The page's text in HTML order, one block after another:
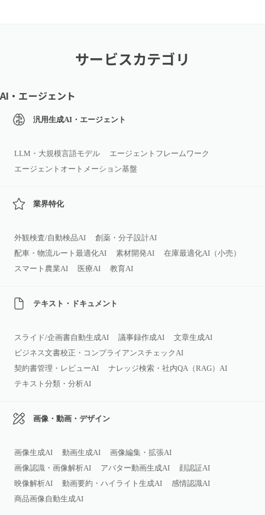
サービスカテゴリ
AI・エージェント
汎用生成AI・エージェント
LLM・大規模言語モデル
エージェントフレームワーク
エージェントオートメーション基盤
業界特化
外観検査/自動検品AI
創薬・分子設計AI
配車・物流ルート最適化AI
素材開発AI
在庫最適化AI（小売）
スマート農業AI
医療AI 教育AI
テキスト・ドキュメント
スライド/企画書自動生成AI 議事録作成AI
文章生成AI
ビジネス文書校正・コンプライアンスチェックAI
契約書管理・レビューAI
ナレッジ検索・社内QA（RAG）AI
テキスト分類・分析AI
画像・動画・デザイン
画像生成AI 動画生成AI
画像編集・拡張AI
画像認識・画像解析AI
アバター動画生成AI
顔認証AI
映像解析AI
動画要約・ハイライト生成AI
感情認識AI
商品画像自動生成AI